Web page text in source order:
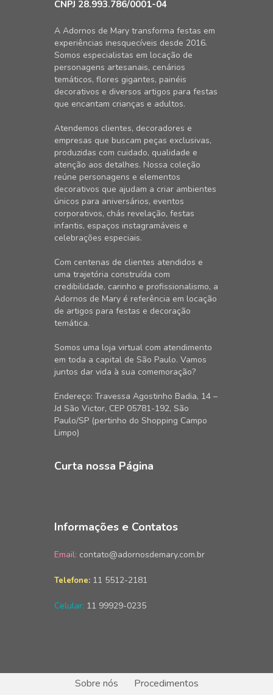
CNPJ 28.993.786/0001-04
A Adornos de Mary transforma festas em
experiências inesquecíveis desde 2016.
Somos especialistas em locação de
personagens artesanais, cenários
temáticos, flores gigantes, painéis
decorativos e diversos artigos para festas
que encantam crianças e adultos.
Atendemos clientes, decoradores e
empresas que buscam peças exclusivas,
produzidas com cuidado, qualidade e
atenção aos detalhes. Nossa coleção
reúne personagens e elementos
decorativos que ajudam a criar ambientes
únicos para aniversários, eventos
corporativos, chás revelação, festas
infantis, espaços instagramáveis e
celebrações especiais.
Com centenas de clientes atendidos e
uma trajetória construída com
credibilidade, carinho e profissionalismo, a
Adornos de Mary é referência em locação
de artigos para festas e decoração
temática.
Somos uma loja virtual com atendimento
em toda a capital de São Paulo. Vamos
juntos dar vida à sua comemoração?
Endereço: Travessa Agostinho Badia, 14 –
Jd São Victor, CEP 05781-192, São
Paulo/SP (pertinho do Shopping Campo
Limpo)
Curta nossa Página
Informações e Contatos
Email: contato@adornosdemary.com.br
Telefone: 11 5512-2181
Celular: 11 99929-0235
Sobre nós Procedimentos